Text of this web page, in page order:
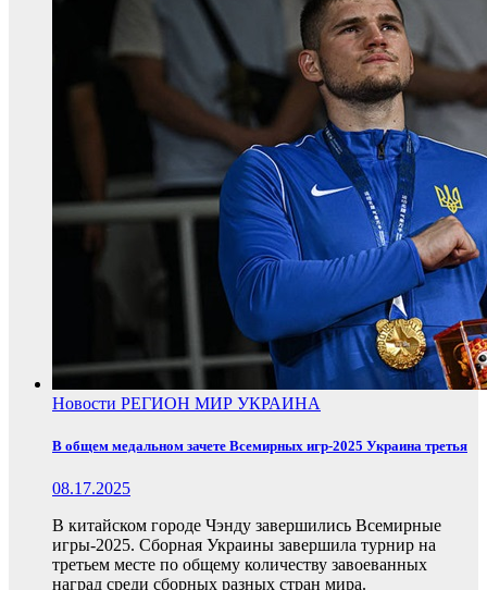
Новости РЕГИОН МИР УКРАИНА
В общем медальном зачете Всемирных игр-2025 Украина третья
08.17.2025
В китайском городе Чэнду завершились Всемирные
игры-2025. Сборная Украины завершила турнир на
третьем месте по общему количеству завоеванных
наград среди сборных разных стран мира.